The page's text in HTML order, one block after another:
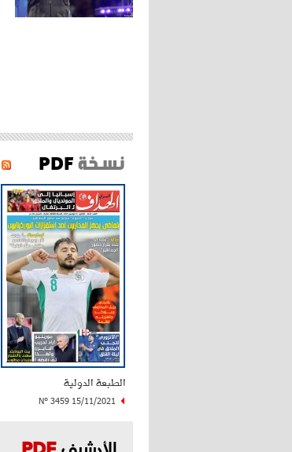
نسخةPDF
الطبعة الدولية
N° 3459 15/11/2021